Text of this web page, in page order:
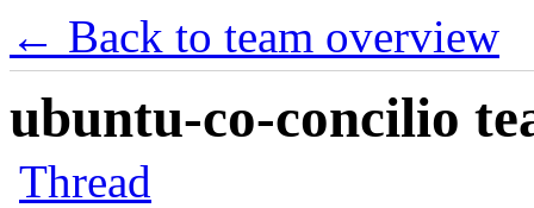
← Back to team overview
ubuntu-co-concilio
Thread